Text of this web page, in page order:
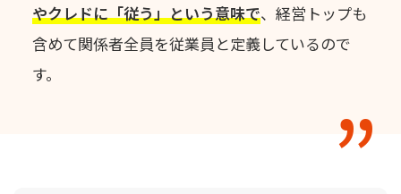
やクレドに「従う」という意味で、 経営トップも
含めて関係者全員を従業員と定義しているので
す。